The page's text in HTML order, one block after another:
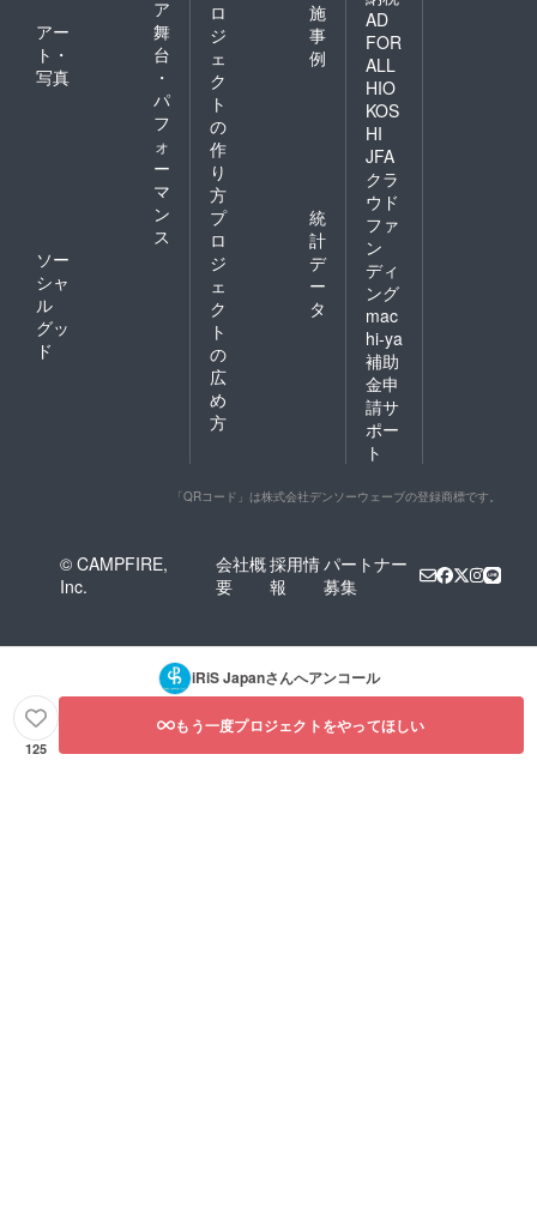
ア
アー
ト・
写真
舞
台
・
パ
フ
ォ
ー
マ
ン
ス
ソー
シャ
ル
グッ
ド
ロ
ジ
ェ
ク
ト
の
作
り
方
施
事
例
プ
ロ
ジ
ェ
ク
ト
の
広
め
方
統
計
デ
ー
タ
AD
FOR
ALL
HIO
KOS
HI
JFA
クラ
ウド
ファ
ン
ディ
ング
mac
hi-ya
補助
金申
請サ
ポー
ト
「QRコード」は株式会社デンソーウェーブの登録商標です。
© CAMPFIRE,
Inc.
会社概
要
採用情
報
パートナー
募集
iRiS Japanさんへアンコール
125
もう一度プロジェクトをやってほしい